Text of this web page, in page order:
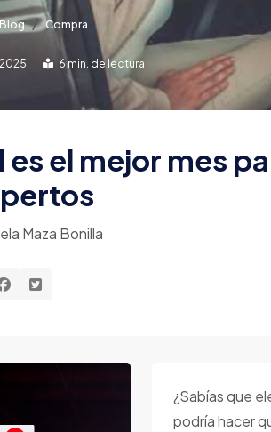
Blog Compra
6 min. de lectura
es el mejor mes
Maza Bonilla
¿Sabías que
podría hacer